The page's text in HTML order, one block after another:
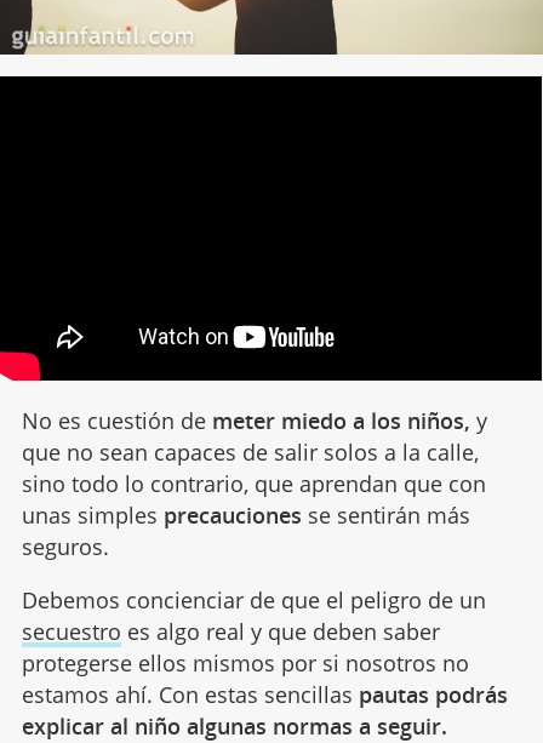
No es cuestión de meter miedo a los niños, y
que no sean capaces de salir solos a la calle,
sino todo lo contrario, que aprendan que con
unas simples precauciones se sentirán más
seguros.
Debemos concienciar de que el peligro de un
secuestro es algo real y que deben saber
protegerse ellos mismos por si nosotros no
estamos ahí. Con estas sencillas pautas podrás
explicar al niño algunas normas a seguir.